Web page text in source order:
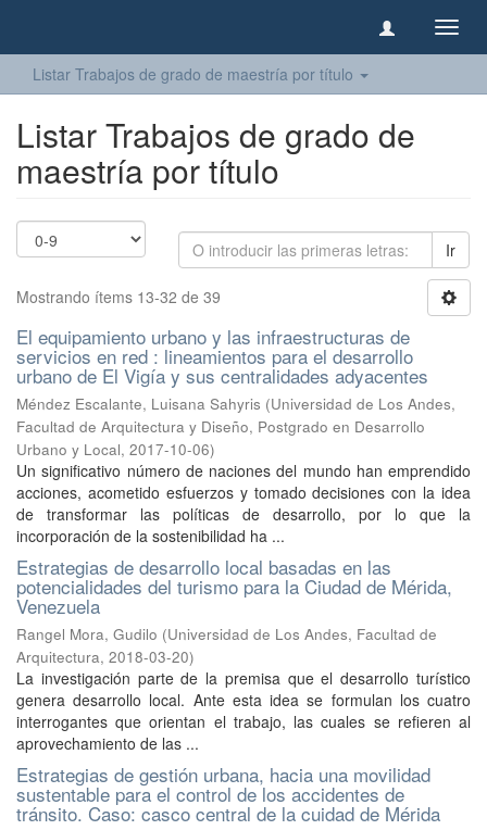
Listar Trabajos de grado de maestría por título
Listar Trabajos de grado de
maestría por título
Ir
Mostrando ítems 13-32 de 39
El equipamiento urbano y las infraestructuras de
servicios en red : lineamientos para el desarrollo
urbano de El Vigía y sus centralidades adyacentes
Méndez Escalante, Luisana Sahyris (Universidad de Los Andes,
Facultad de Arquitectura y Diseño, Postgrado en Desarrollo
Urbano y Local, 2017-10-06)
Un significativo número de naciones del mundo han emprendido
acciones, acometido esfuerzos y tomado decisiones con la idea
de transformar las políticas de desarrollo, por lo que la
incorporación de la sostenibilidad ha ...
Estrategias de desarrollo local basadas en las
potencialidades del turismo para la Ciudad de Mérida,
Venezuela
Rangel Mora, Gudilo (Universidad de Los Andes, Facultad de
Arquitectura, 2018-03-20)
La investigación parte de la premisa que el desarrollo turístico
genera desarrollo local. Ante esta idea se formulan los cuatro
interrogantes que orientan el trabajo, las cuales se refieren al
aprovechamiento de las ...
Estrategias de gestión urbana, hacia una movilidad
sustentable para el control de los accidentes de
tránsito. Caso: casco central de la cuidad de Mérida